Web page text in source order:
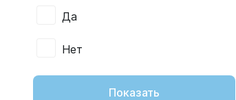
Да
Нет
Показать